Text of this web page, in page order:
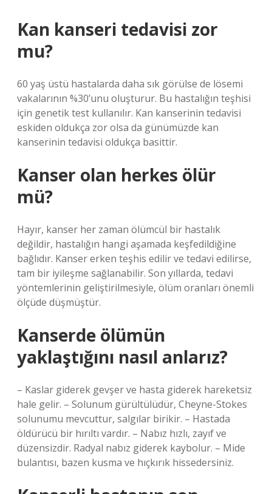
Kan kanseri tedavisi zor
mu?
60 yaş üstü hastalarda daha sık görülse de lösemi
vakalarının %30’unu oluşturur. Bu hastalığın teşhisi
için genetik test kullanılır. Kan kanserinin tedavisi
eskiden oldukça zor olsa da günümüzde kan
kanserinin tedavisi oldukça basittir.
Kanser olan herkes ölür
mü?
Hayır, kanser her zaman ölümcül bir hastalık
değildir, hastalığın hangi aşamada keşfedildiğine
bağlıdır. Kanser erken teşhis edilir ve tedavi edilirse,
tam bir iyileşme sağlanabilir. Son yıllarda, tedavi
yöntemlerinin geliştirilmesiyle, ölüm oranları önemli
ölçüde düşmüştür.
Kanserde ölümün
yaklaştığını nasıl anlarız?
– Kaslar giderek gevşer ve hasta giderek hareketsiz
hale gelir. – Solunum gürültülüdür, Cheyne-Stokes
solunumu mevcuttur, salgılar birikir. – Hastada
öldürücü bir hırıltı vardır. – Nabız hızlı, zayıf ve
düzensizdir. Radyal nabız giderek kaybolur. – Mide
bulantısı, bazen kusma ve hıçkırık hissedersiniz.